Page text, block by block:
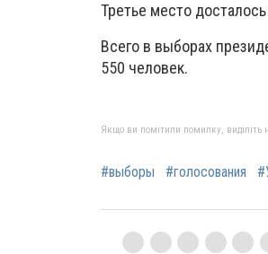
Третье место
Всего в выборах
550 человек.
Якщо ви помітили помилку, виділіть
#выборы #голосования